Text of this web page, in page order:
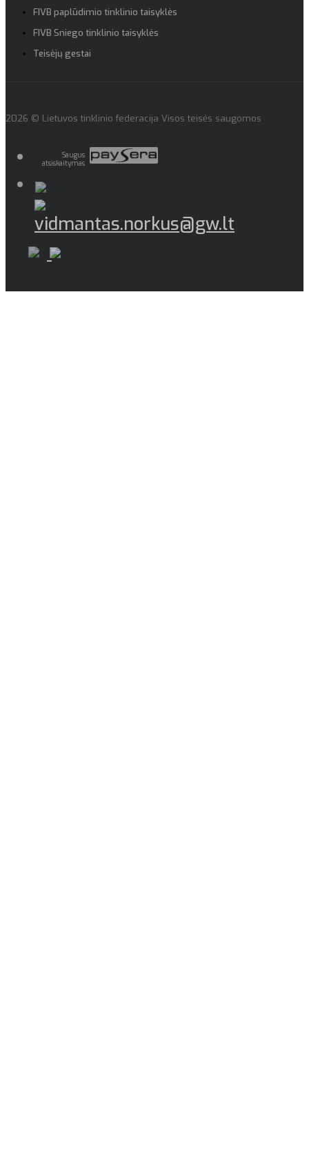
FIVB paplūdimio tinklinio taisyklės
FIVB Sniego tinklinio taisyklės
Teisėjų gestai
2026 © Lietuvos tinklinio federacija Visos teisės saugomos
Saugus
atsiskaitymas